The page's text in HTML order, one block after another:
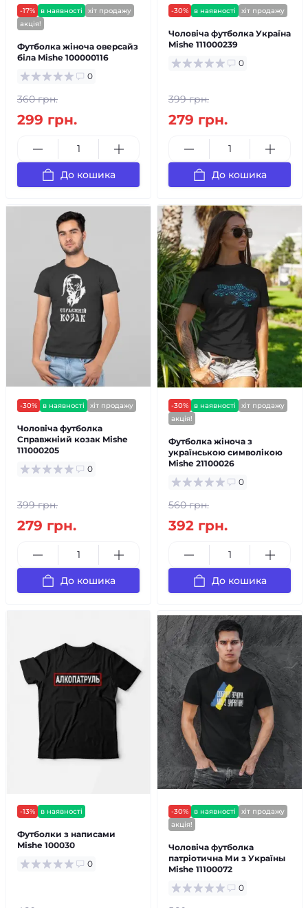
-17% в наявності
хіт продажу
акція!
Футболка жіноча оверсайз
біла Mishe 100000116
0
360 грн.
299 грн.
До кошика
-30% в наявності хіт продажу
Чоловіча футболка Україна
Mishe 111000239
0
399 грн.
279 грн.
До кошика
-30% в наявності хіт продажу
Чоловіча футболка
Справжнiий козак Mishe
111000205
0
399 грн.
279 грн.
До кошика
-30% в наявності
хіт продажу
акція!
Футболка жіноча з
українською символікою
Mishe 21100026
0
560 грн.
392 грн.
До кошика
-13% в наявності
Футболки з написами
Mishe 100030
0
-30% в наявності
хіт продажу
акція!
Чоловіча футболка
патріотична Ми з Україны
Mishe 11100072
0